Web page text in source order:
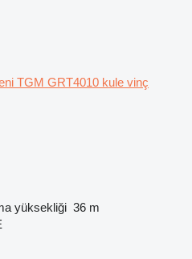
TGM GRT4010 kule vinç
yüksekliği 36 m